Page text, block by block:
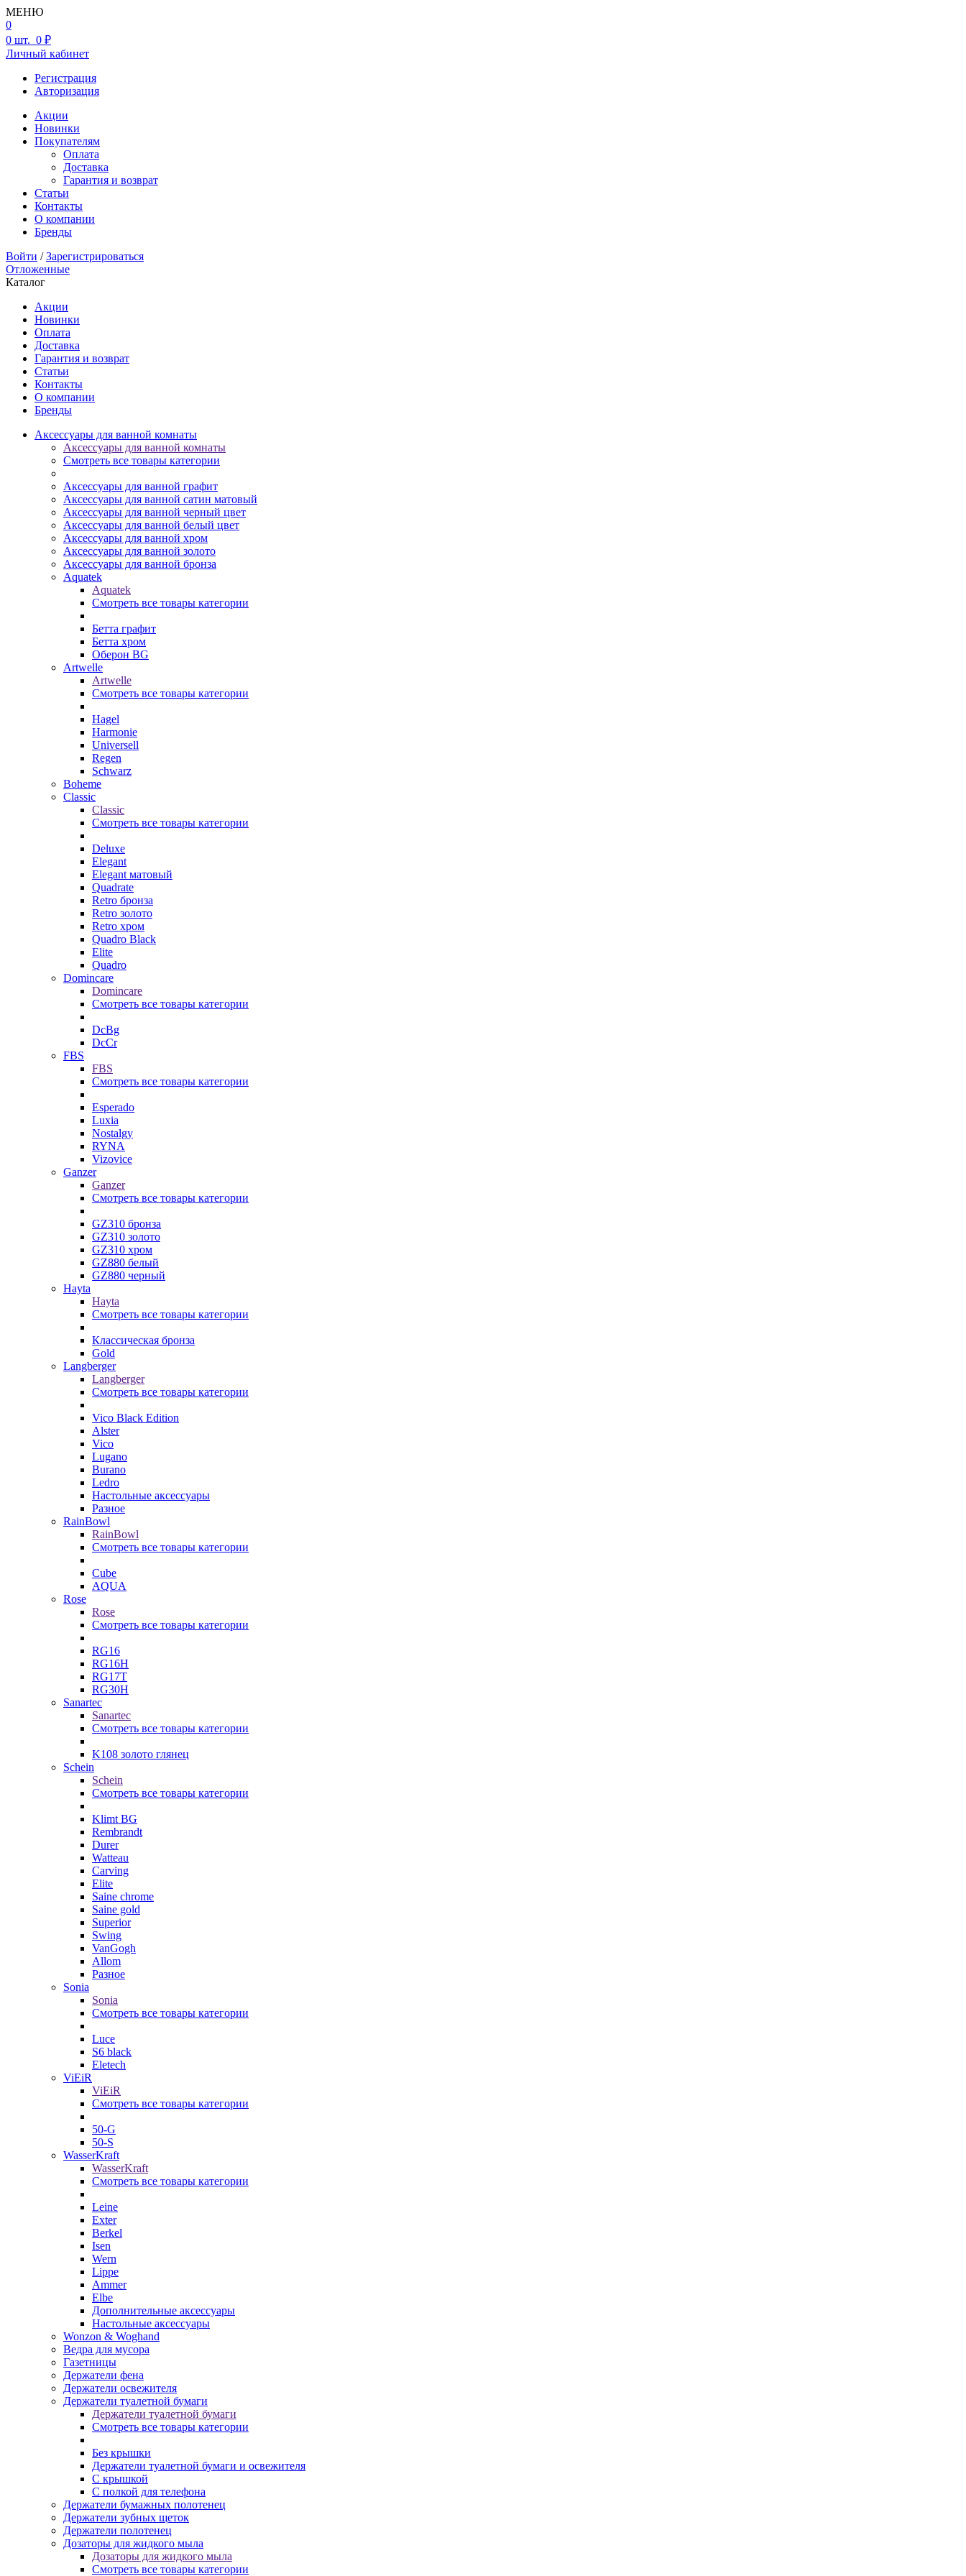
МЕНЮ
0
0 шт. 0 ₽
Личный кабинет
Регистрация
Авторизация
Акции
Новинки
Покупателям
Оплата
Доставка
Гарантия и возврат
Статьи
Контакты
О компании
Бренды
Войти /Зарегистрироваться
Отложенные
Каталог
Акции
Новинки
Оплата
Доставка
Гарантия и возврат
Статьи
Контакты
О компании
Бренды
Аксессуары для ванной комнаты
Аксессуары для ванной комнаты
Смотреть все товары категории
Аксессуары для ванной графит
Аксессуары для ванной сатин матовый
Аксессуары для ванной черный цвет
Аксессуары для ванной белый цвет
Аксессуары для ванной хром
Аксессуары для ванной золото
Аксессуары для ванной бронза
Aquatek
Aquatek
Смотреть все товары категории
Бетта графит
Бетта хром
Оберон BG
Artwelle
Artwelle
Смотреть все товары категории
Hagel
Harmonie
Universell
Regen
Schwarz
Boheme
Classic
Classic
Смотреть все товары категории
Deluxe
Elegant
Elegant матовый
Quadrate
Retro бронза
Retro золото
Retro хром
Quadro Black
Elite
Quadro
Domincare
Domincare
Смотреть все товары категории
DcBg
DcCr
FBS
FBS
Смотреть все товары категории
Esperado
Luxia
Nostalgy
RYNA
Vizovice
Ganzer
Ganzer
Смотреть все товары категории
GZ310 бронза
GZ310 золото
GZ310 хром
GZ880 белый
GZ880 черный
Hayta
Hayta
Смотреть все товары категории
Классическая бронза
Gold
Langberger
Langberger
Смотреть все товары категории
Vico Black Edition
Alster
Vico
Lugano
Burano
Ledro
Настольные аксессуары
Разное
RainBowl
RainBowl
Смотреть все товары категории
Cube
AQUA
Rose
Rose
Смотреть все товары категории
RG16
RG16H
RG17T
RG30H
Sanartec
Sanartec
Смотреть все товары категории
K108 золото глянец
Schein
Schein
Смотреть все товары категории
Klimt BG
Rembrandt
Durer
Watteau
Carving
Elite
Saine chrome
Saine gold
Superior
Swing
VanGogh
Allom
Разное
Sonia
Sonia
Смотреть все товары категории
Luce
S6 black
Eletech
ViEiR
ViEiR
Смотреть все товары категории
50-G
50-S
WasserKraft
WasserKraft
Смотреть все товары категории
Leine
Exter
Berkel
Isen
Wern
Lippe
Ammer
Elbe
Дополнительные аксессуары
Настольные аксессуары
Wonzon & Woghand
Ведра для мусора
Газетницы
Держатели фена
Держатели освежителя
Держатели туалетной бумаги
Держатели туалетной бумаги
Смотреть все товары категории
Без крышки
Держатели туалетной бумаги и освежителя
С крышкой
С полкой для телефона
Держатели бумажных полотенец
Держатели зубных щеток
Держатели полотенец
Дозаторы для жидкого мыла
Дозаторы для жидкого мыла
Смотреть все товары категории